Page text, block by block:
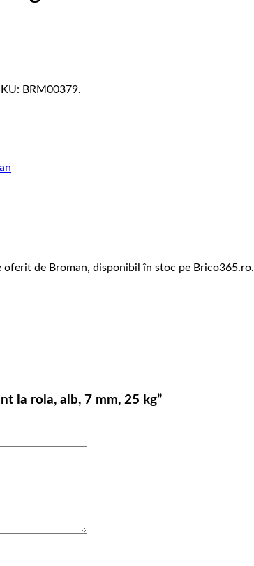
BRM00379.
de Broman, disponibil în stoc pe Brico365.ro.
la rola, alb, 7 mm, 25 kg”